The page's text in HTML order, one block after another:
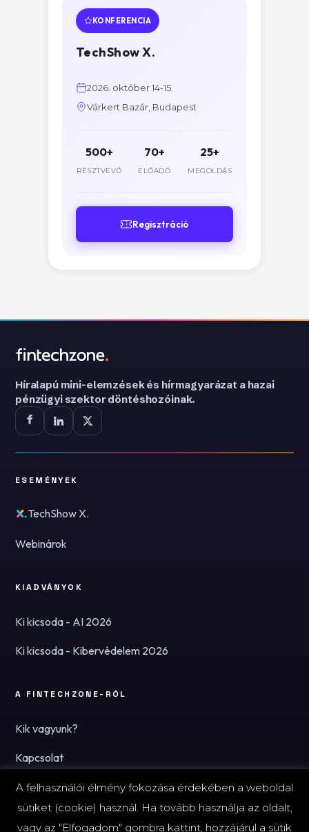
KONFERENCIA
TechShow X.
2026. október 14-15.
Várkert Bazár, Budapest
500+
RÉSZTVEVŐ
70+
ELŐADÓ
25+
MEGOLDÁS
Regisztráció
Híralapú mini-elemzések és hírmagyarázat a hazai
pénzügyi szektor döntéshozóinak.
ESEMÉNYEK
TechShow X.
Webinárok
KIADVÁNYOK
Ki kicsoda - AI 2026
Ki kicsoda - Kibervédelem 2026
A FINTECHZONE-RÓL
Kik vagyunk?
Kapcsolat
Hírlevél
A felhasználói élmény fokozása érdekében a weboldal
sütiket (cookie) használ. Ha tovább használja az oldalt,
vagy az "Elfogadom" gombra kattint, hozzájárul a sütik